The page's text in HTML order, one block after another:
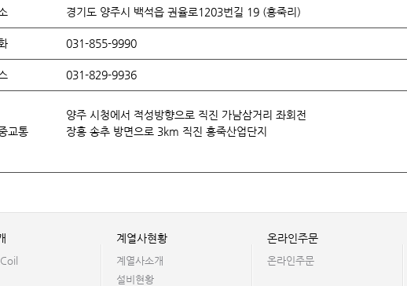
경기도 양주시 백석읍 권율로1203번길 19 (홍죽리)
031-855-9990
031-829-9936
교통
양주 시청에서 적성방향으로 직진 가남삼거리 좌회전
장흥 송추 방면으로 3km 직진 홍죽산업단지
계열사현황
계열사소개
설비현황
온라인주문
온라인주문